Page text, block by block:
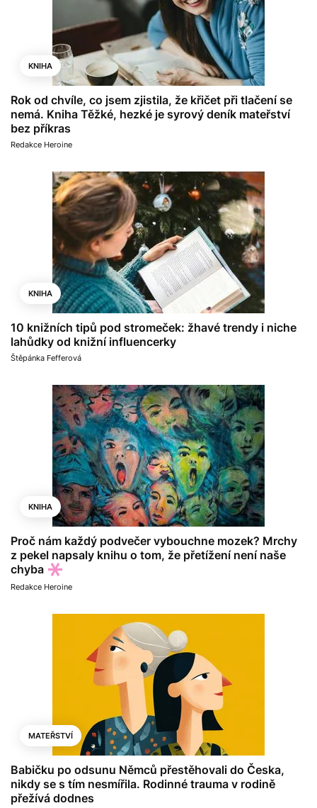
KNIHA
Rok od chvíle, co jsem zjistila, že křičet při tlačení se
nemá. Kniha Těžké, hezké je syrový deník mateřství
bez příkras
Redakce Heroine
KNIHA
10 knižních tipů pod stromeček: žhavé trendy i niche
lahůdky od knižní influencerky
Štěpánka Fefferová
KNIHA
Proč nám každý podvečer vybouchne mozek? Mrchy
z pekel napsaly knihu o tom, že přetížení není naše
chyba
Redakce Heroine
MATEŘSTVÍ
Babičku po odsunu Němců přestěhovali do Česka,
nikdy se s tím nesmířila. Rodinné trauma v rodině
přežívá dodnes